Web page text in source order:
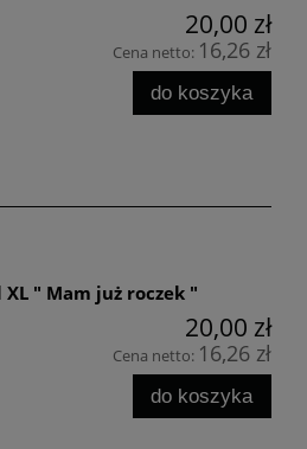
20,00 zł
Cena netto: 16,26 zł
do koszyka
" Mam już roczek "
20,00 zł
Cena netto: 16,26 zł
do koszyka